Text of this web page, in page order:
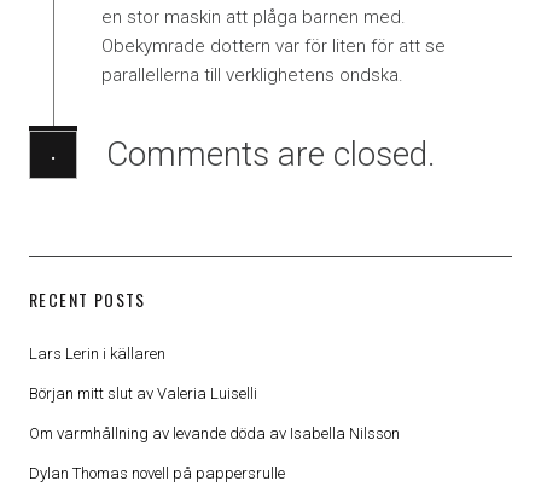
en stor maskin att plåga barnen med.
Obekymrade dottern var för liten för att se
parallellerna till verklighetens ondska.
· Comments are closed.
RECENT POSTS
Lars Lerin i källaren
Början mitt slut av Valeria Luiselli
Om varmhållning av levande döda av Isabella Nilsson
Dylan Thomas novell på pappersrulle